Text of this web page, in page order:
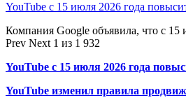
YouTube с 15 июля 2026 года
Компания Google объявила, что с
Prev Next 1 из 1 932
YouTube с 15 июля 2026 года
YouTube изменил правила